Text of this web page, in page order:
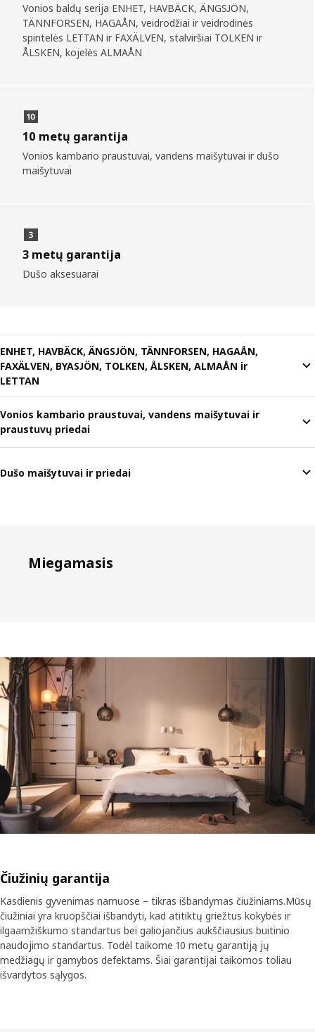
Vonios baldų serija ENHET, HAVBÄCK, ÄNGSJÖN,
TÄNNFORSEN, HAGAÅN, veidrodžiai ir veidrodinės
spintelės LETTAN ir FAXÄLVEN, stalviršiai TOLKEN ir
ÅLSKEN, kojelės ALMAÅN
10 metų garantija
Vonios kambario praustuvai, vandens maišytuvai ir dušo
maišytuvai
3 metų garantija
Dušo aksesuarai
ENHET, HAVBÄCK, ÄNGSJÖN, TÄNNFORSEN, HAGAÅN,
FAXÄLVEN, BYASJÖN, TOLKEN, ÅLSKEN, ALMAÅN ir
LETTAN
Vonios kambario praustuvai, vandens maišytuvai ir
praustuvų priedai
Dušo maišytuvai ir priedai
Miegamasis
Čiužinių garantija
Kasdienis gyvenimas namuose – tikras išbandymas čiužiniams.Mūsų
čiužiniai yra kruopščiai išbandyti, kad atitiktų griežtus kokybės ir
ilgaamžiškumo standartus bei galiojančius aukščiausius buitinio
naudojimo standartus. Todėl taikome 10 metų garantiją jų
medžiagų ir gamybos defektams. Šiai garantijai taikomos toliau
išvardytos sąlygos.